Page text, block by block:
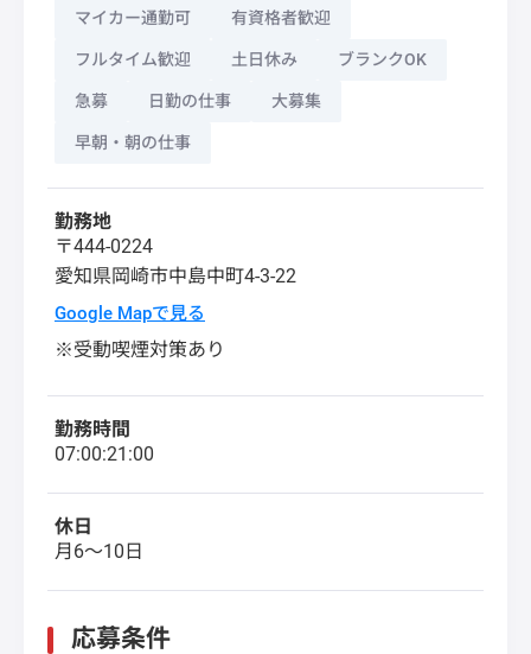
マイカー通勤可 有資格者歓迎
フルタイム歓迎 土日休み ブランクOK
急募 日勤の仕事 大募集
早朝・朝の仕事
勤務地
〒444-0224
愛知県岡崎市中島中町4-3-22
Google Mapで見る
※受動喫煙対策あり
勤務時間
07:00:21:00
休日
月6～10日
応募条件